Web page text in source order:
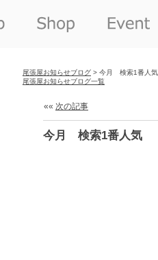
尾張屋お知らせブログ > 今月 検索1番人気
尾張屋お知らせブログ一覧
«« 次の記事
今月 検索1番人気